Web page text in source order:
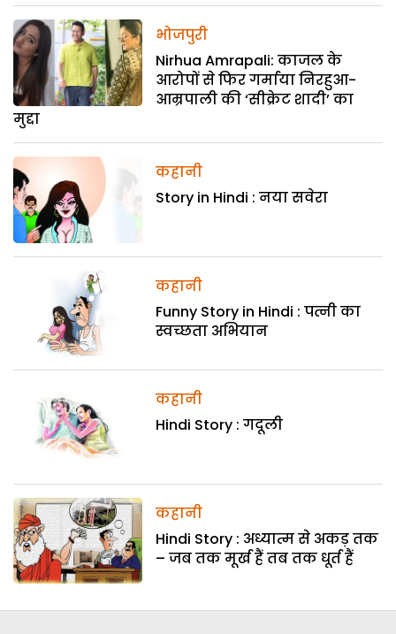
भोजपुरी
Nirhua Amrapali: काजल के
आरोपों से फिर गर्माया निरहुआ-
आम्रपाली की ‘सीक्रेट शादी’ का
मुद्दा
कहानी
Story in Hindi : नया सवेरा
कहानी
Funny Story in Hindi : पत्नी का
स्वच्छता अभियान
कहानी
Hindi Story : गदूली
कहानी
Hindi Story : अध्यात्म से अकड़ तक
– जब तक मूर्ख हैं तब तक धूर्त हैं